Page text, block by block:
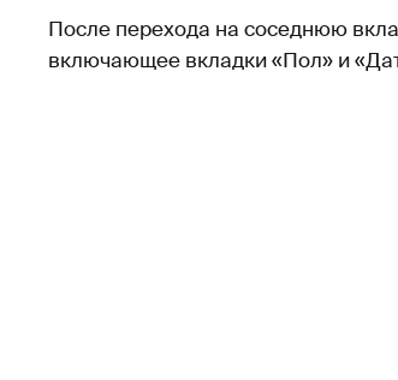
После перехода на соседнюю
включающее вкладки «Пол» и